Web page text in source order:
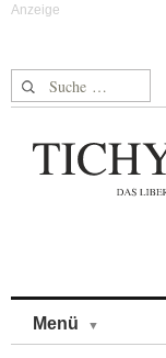
Suche nach:
Menü